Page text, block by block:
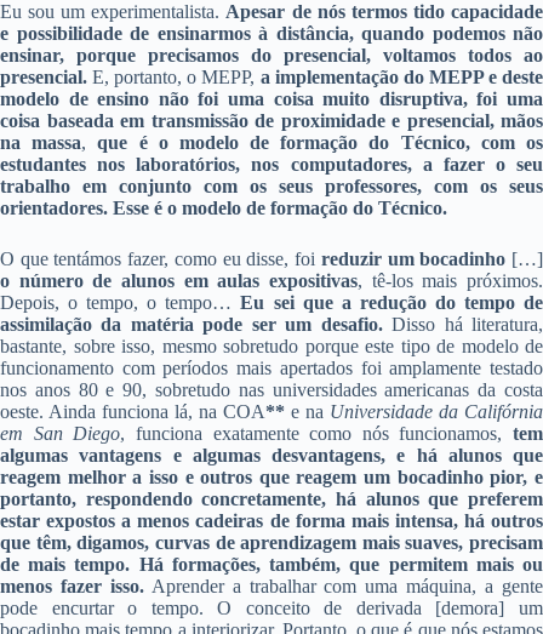
Eu sou um experimentalista. Apesar de nós termos tido capacidade
e possibilidade de ensinarmos à distância, quando podemos não
ensinar, porque precisamos do presencial, voltamos todos ao
presencial. E, portanto, o MEPP, a implementação do MEPP e deste
modelo de ensino não foi uma coisa muito disruptiva, foi uma
coisa baseada em transmissão de proximidade e presencial, mãos
na massa, que é o modelo de formação do Técnico, com os
estudantes nos laboratórios, nos computadores, a fazer o seu
trabalho em conjunto com os seus professores, com os seus
orientadores. Esse é o modelo de formação do Técnico.
O que tentámos fazer, como eu disse, foi reduzir um bocadinho […]
o número de alunos em aulas expositivas, tê-los mais próximos.
Depois, o tempo, o tempo…Eu sei que a redução do tempo de
assimilação da matéria pode ser um desafio.Disso há literatura,
bastante, sobre isso, mesmo sobretudo porque este tipo de modelo de
funcionamento com períodos mais apertados foi amplamente testado
nos anos 80 e 90, sobretudo nas universidades americanas da costa
oeste. Ainda funciona lá, na COA** e na Universidade da Califórnia
em San Diego, funciona exatamente como nós funcionamos, tem
algumas vantagens e algumas desvantagens, e há alunos que
reagem melhor a isso e outros que reagem um bocadinho pior, e
portanto, respondendo concretamente, há alunos que preferem
estar expostos a menos cadeiras de forma mais intensa, há outros
que têm, digamos, curvas de aprendizagem mais suaves, precisam
de mais tempo. Há formações, também, que permitem mais ou
menos fazer isso.Aprender a trabalhar com uma máquina, a gente
pode encurtar o tempo. O conceito de derivada [demora] um